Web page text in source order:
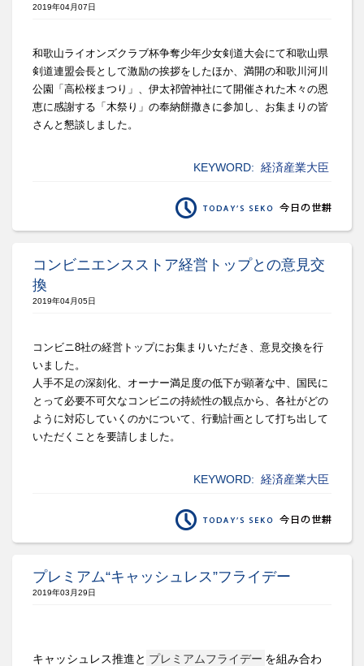
2019年04月07日
和歌山ライオンズクラブ杯争奪少年少女剣道大会にて和歌山県
剣道連盟会長として激励の挨拶をしたほか、満開の和歌川河川
公園「高松桜まつり」、 伊太祁曽神社にて開催された木々の恩
恵に感謝する「木祭り」 の奉納餅撒きに参加し、お集まりの皆
さんと懇談しました。
KEYWORD: 経済産業大臣
コンビニエンスストア経営トップとの意見交
換
2019年04月05日
コンビニ8社の経営トップにお集まりいただき、意見交換を行
いま した。
人手不足の深刻化、オーナー満足度の低下が顕著な中、国民に
とって必要不可欠なコンビニの持続性の観点から、各社がどの
ように対応していくのかについて、行動計画として打ち出して
いただくこと を要請しました。
KEYWORD: 経済産業大臣
プレミアム“キャッシュレス”フライデー
2019年03月29日
キャッシュレス推進と プレミアムフライデー を組み合わ